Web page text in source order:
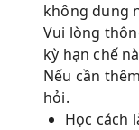
không dung
Vui lòng
kỳ hạn chế
Nếu cần
hỏi.
Học cách